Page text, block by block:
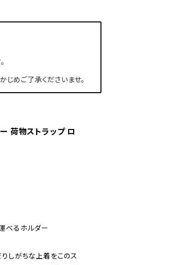
めご了承くださいませ。
荷物ストラップ ロ
べるホルダー
しがちな上着をこのス